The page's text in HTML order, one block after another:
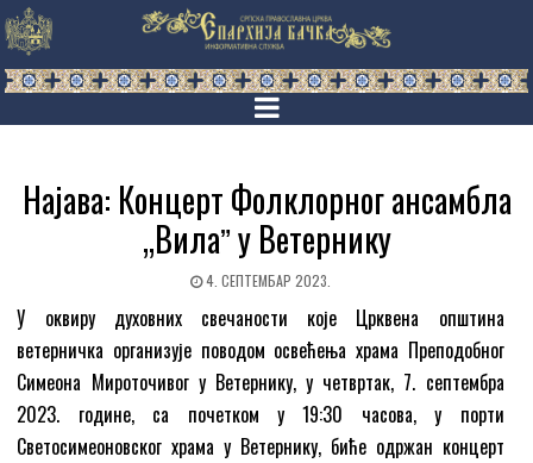
Најава: Концерт Фолклорног ансамбла
„Вилаˮ у Ветернику
4. СЕПТЕМБАР 2023.
У оквиру духовних свечаности које Црквена општина
ветерничка организује поводом освећења храма Преподобног
Симеона Мироточивог у Ветернику, у четвртак, 7. септембра
2023. године, са почетком у 19:30 часова, у порти
Светосимеоновског храма у Ветернику, биће одржан концерт